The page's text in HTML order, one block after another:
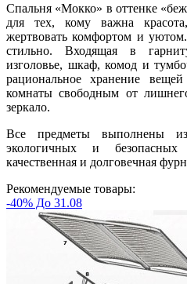
Спальня «Мокко» в оттенке
для тех, кому важна
жертвовать комфортом и
стильно. Входящая в
изголовье, шкаф, комод и
рациональное хранение
комнаты свободным от
зеркало.
Все предметы выполнены
экологичных и безопасных
качественная и долговечная
Рекомендуемые товары:
-40% До 31.08